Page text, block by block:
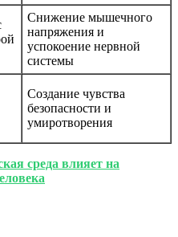
Снижение мышечного
напряжения и
успокоение нервной
системы
Создание чувства
безопасности и
умиротворения
среда влияет на